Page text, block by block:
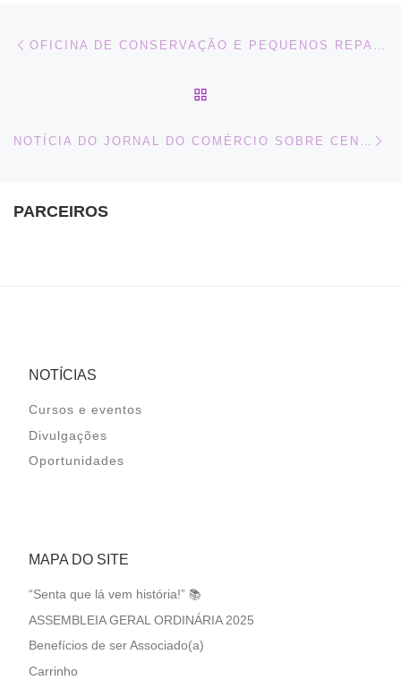
Navegação do post
PARCEIROS
NOTÍCIAS
Cursos e eventos
Divulgações
Oportunidades
MAPA DO SITE
“Senta que lá vem história!” 📚
ASSEMBLEIA GERAL ORDINÁRIA 2025
Benefícios de ser Associado(a)
Carrinho